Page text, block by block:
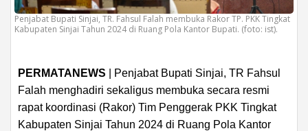
Penjabat Bupati Sinjai, TR. Fahsul Falah membuka Rakor TP. PKK Tingkat
Kabupaten Sinjai Tahun 2024 di Ruang Pola Kantor Bupati. (foto: ist).
PERMATANEWS | Penjabat Bupati Sinjai, TR Fahsul
Falah menghadiri sekaligus membuka secara resmi
rapat koordinasi (Rakor) Tim Penggerak PKK Tingkat
Kabupaten Sinjai Tahun 2024 di Ruang Pola Kantor